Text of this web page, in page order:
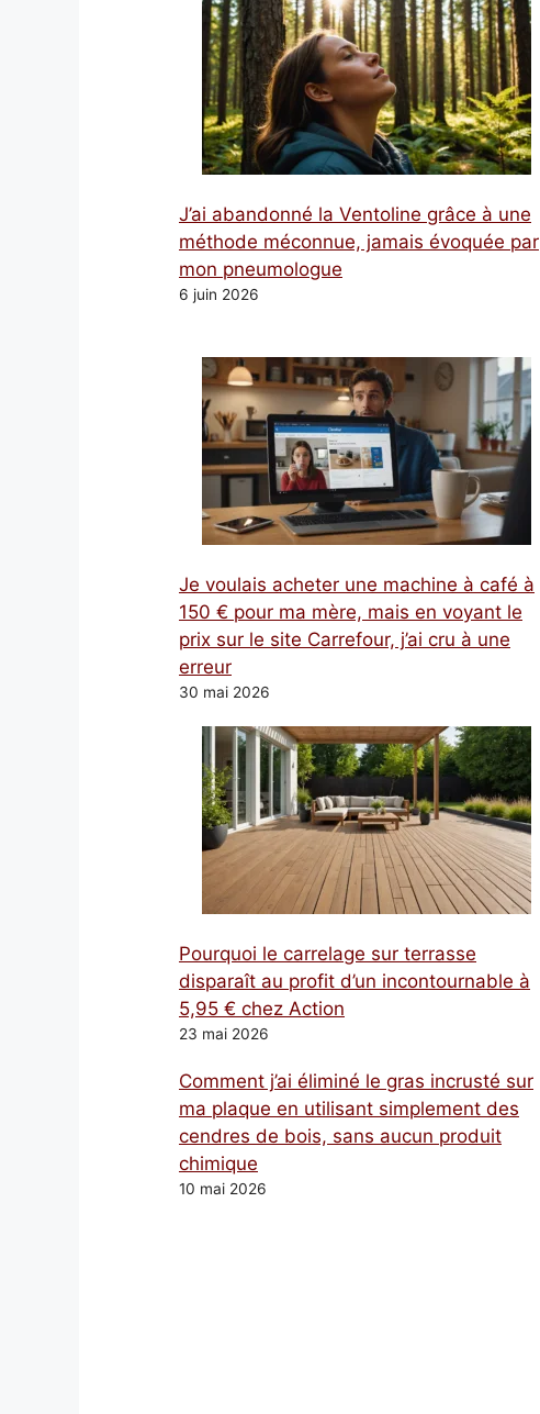
J’ai abandonné la Ventoline grâce à une
méthode méconnue, jamais évoquée par
mon pneumologue
6 juin 2026
Je voulais acheter une machine à café à
150 € pour ma mère, mais en voyant le
prix sur le site Carrefour, j’ai cru à une
erreur
30 mai 2026
Pourquoi le carrelage sur terrasse
disparaît au profit d’un incontournable à
5,95 € chez Action
23 mai 2026
Comment j’ai éliminé le gras incrusté sur
ma plaque en utilisant simplement des
cendres de bois, sans aucun produit
chimique
10 mai 2026